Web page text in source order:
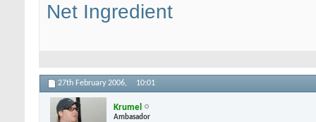
Net Ingredient
27th February 2006, 10:01
Krumel
Ambasador